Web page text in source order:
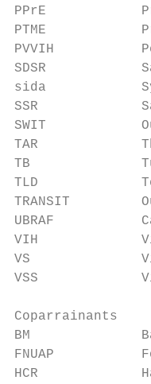
PPrE
PTME
PVVIH
SDSR
sida
SSR
SWIT
TAR
TB
TLD
TRANSIT
UBRAF
VIH
VS
VSS
Coparrainants
BM
FNUAP
HCR